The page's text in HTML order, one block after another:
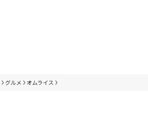
グルメ オムライス